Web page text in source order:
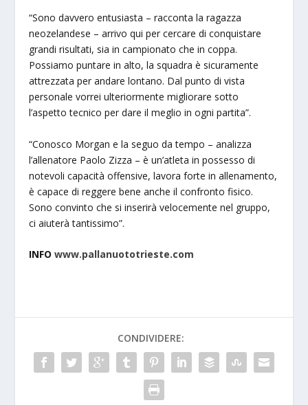
“Sono davvero entusiasta – racconta la ragazza
neozelandese – arrivo qui per cercare di conquistare
grandi risultati, sia in campionato che in coppa.
Possiamo puntare in alto, la squadra è sicuramente
attrezzata per andare lontano. Dal punto di vista
personale vorrei ulteriormente migliorare sotto
l’aspetto tecnico per dare il meglio in ogni partita”.
“Conosco Morgan e la seguo da tempo – analizza
l’allenatore Paolo Zizza – è un’atleta in possesso di
notevoli capacità offensive, lavora forte in allenamento,
è capace di reggere bene anche il confronto fisico.
Sono convinto che si inserirà velocemente nel gruppo,
ci aiuterà tantissimo”.
INFOwww.pallanuototrieste.com
CONDIVIDERE: